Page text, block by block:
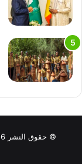
© حقوق النشر 2026، جميع الحقوق محفوظة لموقع أفرو نيوز |